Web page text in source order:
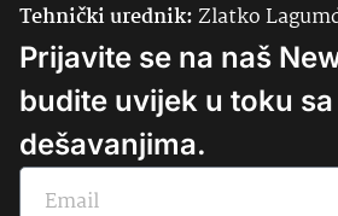
Tehnički urednik:Zlatko
Prijavite se na naš
budite uvijek u toku
dešavanjima.